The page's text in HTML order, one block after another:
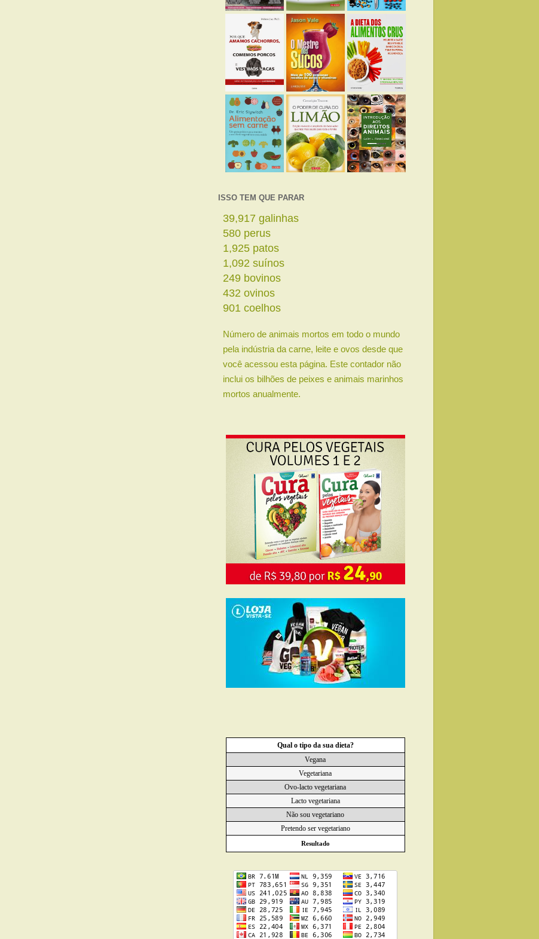
ISSO TEM QUE PARAR
41,950 galinhas
610 perus
2,023 patos
1,148 suínos
262 bovinos
454 ovinos
947 coelhos
Número de animais mortos em todo o mundo
pela indústria da carne, leite e ovos desde que
você acessou esta página. Este contador não
inclui os bilhões de peixes e animais marinhos
mortos anualmente.
Qual o tipo da sua dieta?
Vegana
Vegetariana
Ovo-lacto vegetariana
Lacto vegetariana
Não sou vegetariano
Pretendo ser vegetariano
Resultado